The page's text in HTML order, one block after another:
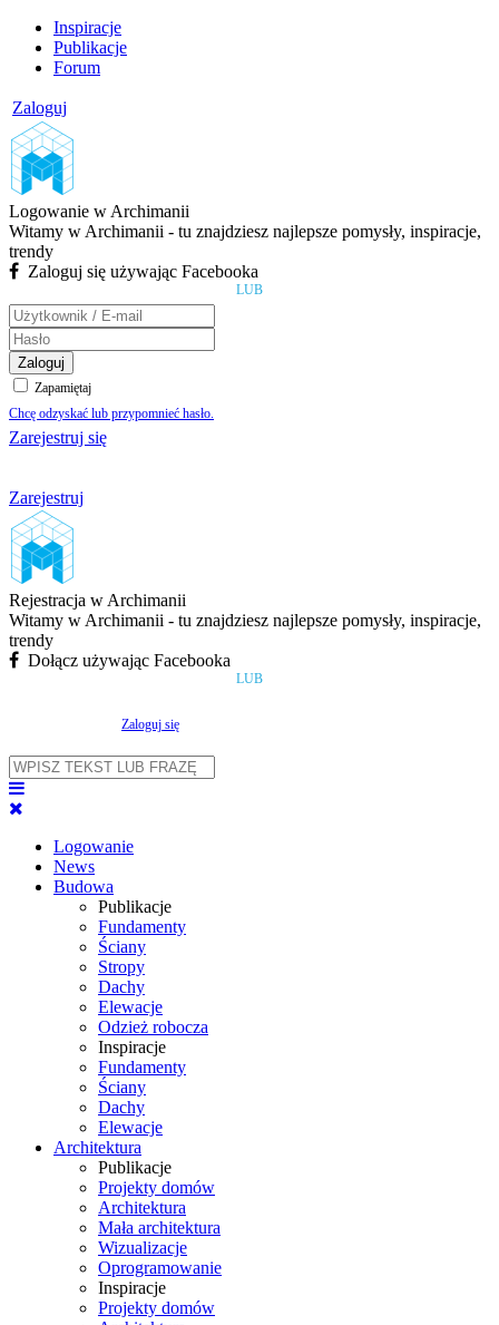
Inspiracje
Publikacje
Forum
Zaloguj
Logowanie w Archimanii
Witamy w Archimanii - tu znajdziesz najlepsze pomysły, inspiracje,
trendy
Zaloguj się używając Facebooka
LUB
Zaloguj
Zapamiętaj
Chcę odzyskać lub przypomnieć hasło.
Zarejestruj się
Zarejestruj
Rejestracja w Archimanii
Witamy w Archimanii - tu znajdziesz najlepsze pomysły, inspiracje,
trendy
Dołącz używając Facebooka
LUB
Zaloguj się
Logowanie
News
Budowa
Publikacje
Fundamenty
Ściany
Stropy
Dachy
Elewacje
Odzież robocza
Inspiracje
Fundamenty
Ściany
Dachy
Elewacje
Architektura
Publikacje
Projekty domów
Architektura
Mała architektura
Wizualizacje
Oprogramowanie
Inspiracje
Projekty domów